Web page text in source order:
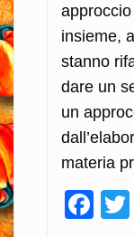
insieme,
stanno
dare un
un
materia